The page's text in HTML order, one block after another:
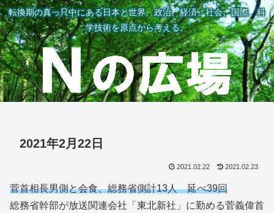
転換期の真っ只中にある日本と世界。政治、経済、社会、国際、科
学技術を原点から考える。
2021年2月22日
2021.02.22 2021.02.23
菅首相長男側と会食、総務省側計13人 延べ39回
総務省幹部が放送関連会社「東北新社」に勤める菅義偉首